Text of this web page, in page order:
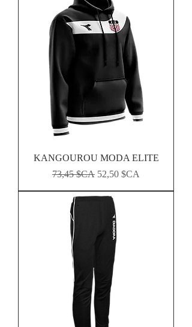
KANGOUROU MODA ELITE
Prix original
73,45 $CA Prix promotionnel
52,50 $CA